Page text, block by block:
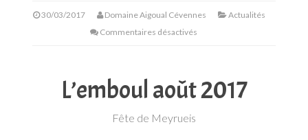
30/03/2017 Domaine Aigoual Cévennes
Actualités
Commentaires désactivés
L’emboul août 2017
Fête de Meyrueis